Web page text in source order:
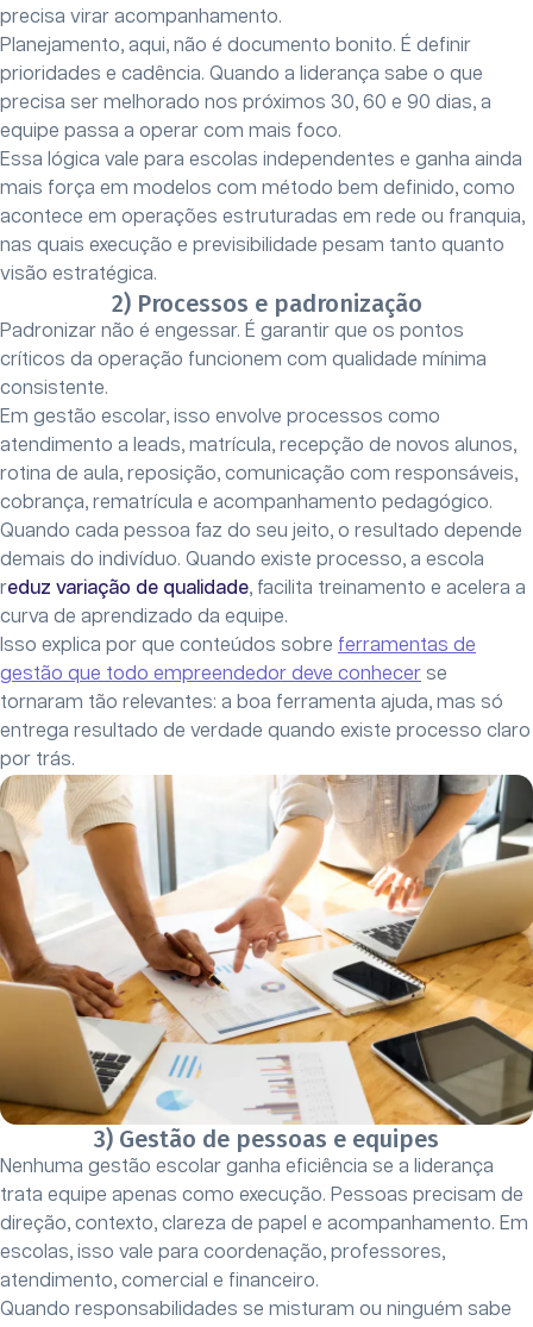
precisa virar acompanhamento.
Planejamento, aqui, não é documento bonito. É definir
prioridades e cadência. Quando a liderança sabe o que
precisa ser melhorado nos próximos 30, 60 e 90 dias, a
equipe passa a operar com mais foco.
Essa lógica vale para escolas independentes e ganha ainda
mais força em modelos com método bem definido, como
acontece em operações estruturadas em rede ou franquia,
nas quais execução e previsibilidade pesam tanto quanto
visão estratégica.
2) Processos e padronização
Padronizar não é engessar. É garantir que os pontos
críticos da operação funcionem com qualidade mínima
consistente.
Em gestão escolar, isso envolve processos como
atendimento a leads, matrícula, recepção de novos alunos,
rotina de aula, reposição, comunicação com responsáveis,
cobrança, rematrícula e acompanhamento pedagógico.
Quando cada pessoa faz do seu jeito, o resultado depende
demais do indivíduo. Quando existe processo, a escola
reduz variação de qualidade, facilita treinamento e acelera a
curva de aprendizado da equipe.
Isso explica por que conteúdos sobre ferramentas de
gestão que todo empreendedor deve conhecer se
tornaram tão relevantes: a boa ferramenta ajuda, mas só
entrega resultado de verdade quando existe processo claro
por trás.
3) Gestão de pessoas e equipes
Nenhuma gestão escolar ganha eficiência se a liderança
trata equipe apenas como execução. Pessoas precisam de
direção, contexto, clareza de papel e acompanhamento. Em
escolas, isso vale para coordenação, professores,
atendimento, comercial e financeiro.
Quando responsabilidades se misturam ou ninguém sabe